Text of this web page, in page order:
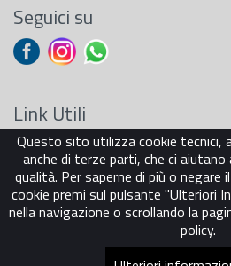
Seguici su
Link Utili
Sostenitori
Carta dei Servizi
Cookie Policy
Privacy Policy
Questo sito utilizza cookie tecnici,
anche di terze parti, che ci
qualità. Per saperne di più o
cookie premi sul pulsante "Ulteriori
nella navigazione o scrollando la
policy.